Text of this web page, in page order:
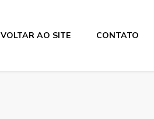
VOLTAR AO SITE CONTATO